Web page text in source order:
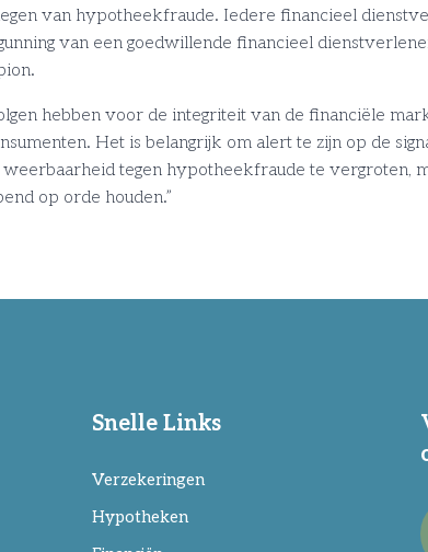
van hypotheekfraude. Iedere financieel
van een goedwillende financieel
hebben voor de integriteit van de financiële
Het is belangrijk om alert te zijn op de
tegen hypotheekfraude te vergroten,
op orde houden.”
Snelle Links
Verzekeringen
Hypotheken